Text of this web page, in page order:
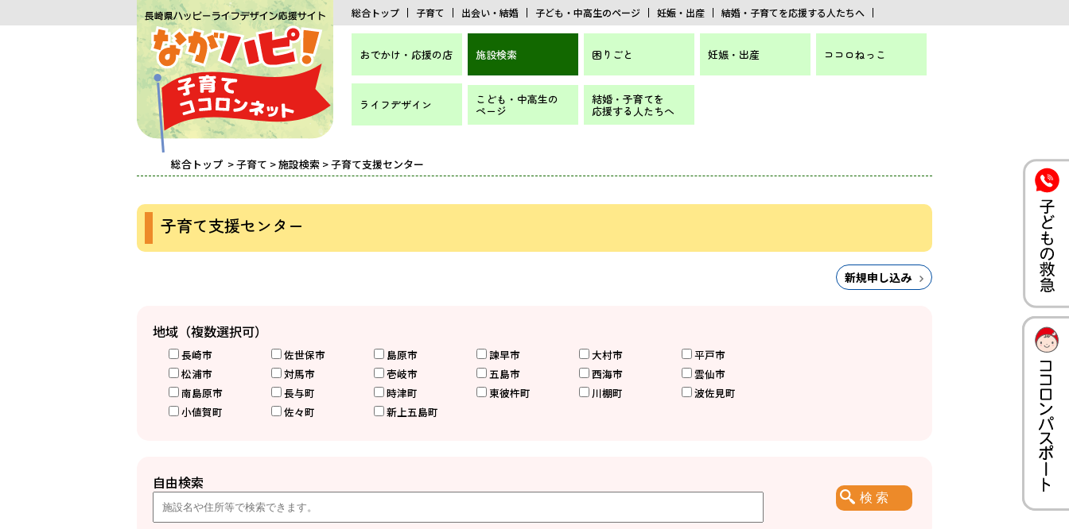
総合トップ 子育て 出会い・結婚 子ども・中高生のページ 妊娠・出産 結婚・子育てを応援する人たちへ
おでかけ・応援の店 施設検索 困りごと 妊娠・出産 ココロねっこ
ライフデザイン こども・中高生の
ページ
結婚・子育てを
応援する人たちへ
総合トップ >子育て >施設検索 > 子育て支援センター
子育て支援センター
新規申し込み
地域（複数選択可）
長崎市 佐世保市 島原市 諫早市 大村市
平戸市
松浦市
対馬市 壱岐市 五島市 西海市
雲仙市
南島原市
長与町 時津町 東彼杵町 川棚町
波佐見町
小値賀町
佐々町 新上五島町
自由検索